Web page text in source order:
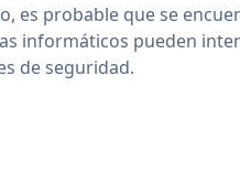
es probable que se
informáticos pueden
de seguridad.